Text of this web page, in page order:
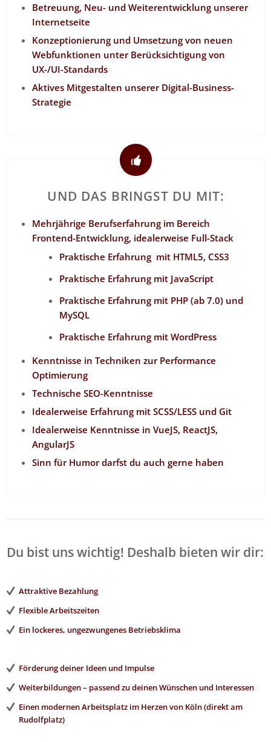
Betreuung, Neu- und Weiterentwicklung unserer
Internetseite
Konzeptionierung und Umsetzung von neuen
Webfunktionen unter Berücksichtigung von
UX-/UI-Standards
Aktives Mitgestalten unserer Digital-Business-
Strategie
UND DAS BRINGST DU MIT:
Mehrjährige Berufserfahrung im Bereich
Frontend-Entwicklung, idealerweise Full-Stack
Praktische Erfahrung mit HTML5, CSS3
Praktische Erfahrung mit JavaScript
Praktische Erfahrung mit PHP (ab 7.0) und
MySQL
Praktische Erfahrung mit WordPress
Kenntnisse in Techniken zur Performance
Optimierung
Technische SEO-Kenntnisse
Idealerweise Erfahrung mit SCSS/LESS und Git
Idealerweise Kenntnisse in VueJS, ReactJS,
AngularJS
Sinn für Humor darfst du auch gerne haben
Du bist uns wichtig! Deshalb bieten wir dir:
Attraktive Bezahlung
Flexible Arbeitszeiten
Ein lockeres, ungezwungenes Betriebsklima
Förderung deiner Ideen und Impulse
Weiterbildungen – passend zu deinen Wünschen und Interessen
Einen modernen Arbeitsplatz im Herzen von Köln (direkt am
Rudolfplatz)